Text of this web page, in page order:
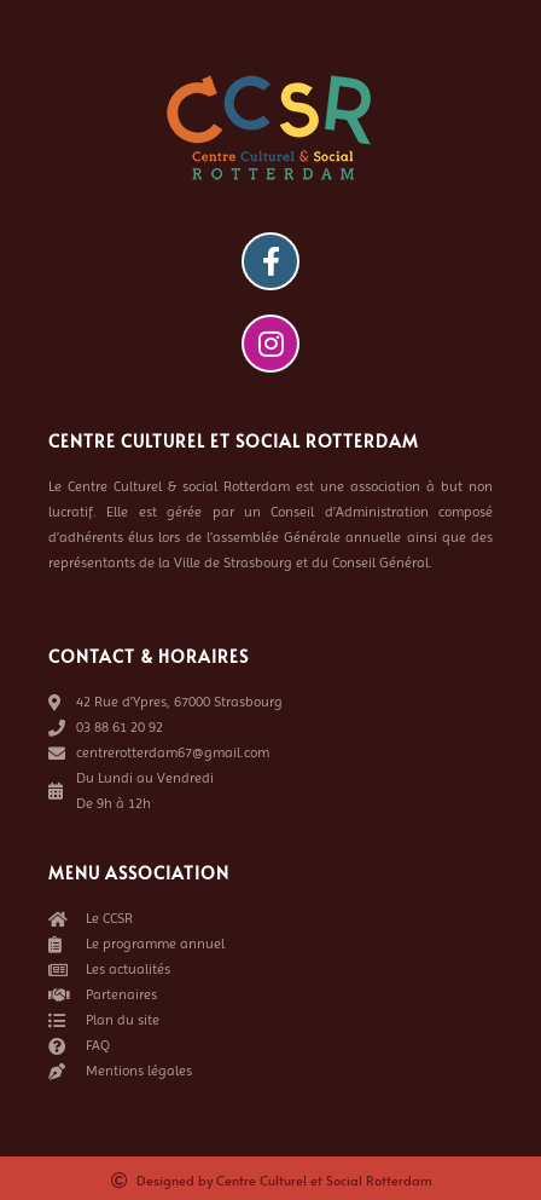
CENTRE CULTUREL ET SOCIAL ROTTERDAM
Le Centre Culturel & social Rotterdam est une association à but non
lucratif. Elle est gérée par un Conseil d’Administration composé
d’adhérents élus lors de l’assemblée Générale annuelle ainsi que des
représentants de la Ville de Strasbourg et du Conseil Général.
CONTACT & HORAIRES
42 Rue d’Ypres, 67000 Strasbourg
03 88 61 20 92
centrerotterdam67@gmail.com
Du Lundi au Vendredi
De 9h à 12h
MENU ASSOCIATION
Le CCSR
Le programme annuel
Les actualités
Partenaires
Plan du site
FAQ
Mentions légales
Designed by Centre Culturel et Social Rotterdam